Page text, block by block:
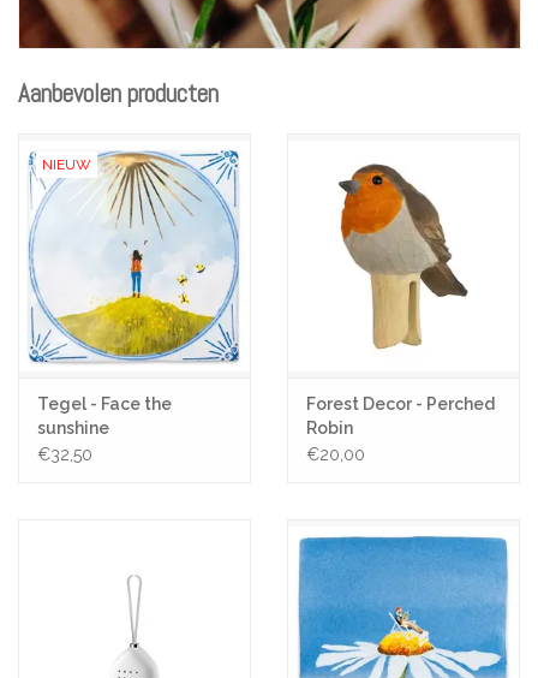
Aanbevolen producten
NIEUW
Tegel - Face the
sunshine
€32,50
Forest Decor - Perched
Robin
€20,00